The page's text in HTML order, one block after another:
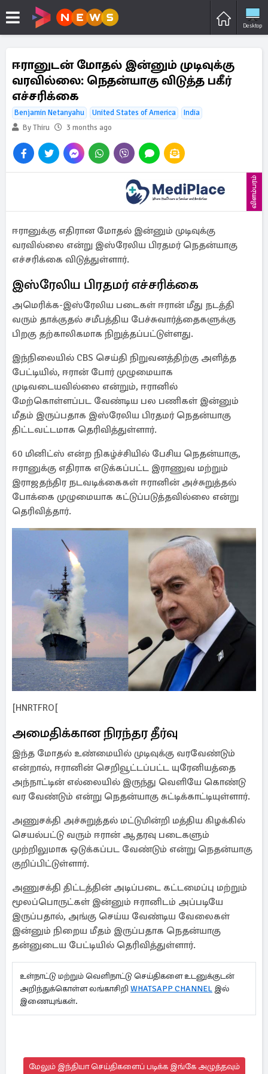
Desktop
ஈரானுடன் மோதல் இன்னும் முடிவுக்கு
வரவில்லை: நெதன்யாகு விடுத்த பகீர்
எச்சரிக்கை
Benjamin Netanyahu United States of America
India
By Thiru
3 months ago
விளம்பரம்
ஈரானுக்கு எதிரான மோதல் இன்னும் முடிவுக்கு
வரவில்லை என்று இஸ்ரேலிய பிரதமர் நெதன்யாகு
எச்சரிக்கை விடுத்துள்ளார்.
இஸ்ரேலிய பிரதமர் எச்சரிக்கை
அமெரிக்க-இஸ்ரேலிய படைகள் ஈரான் மீது நடத்தி
வரும் தாக்குதல் சமீபத்திய பேச்சுவார்த்தைகளுக்கு
பிறகு தற்காலிகமாக நிறுத்தப்பட்டுள்ளது.
இந்நிலையில் CBS செய்தி நிறுவனத்திற்கு அளித்த
பேட்டியில், ஈரான் போர் முழுமையாக
முடிவடையவில்லை என்றும், ஈரானில்
மேற்கொள்ளப்பட வேண்டிய பல பணிகள் இன்னும்
மீதம் இருப்பதாக இஸ்ரேலிய பிரதமர் நெதன்யாகு
திட்டவட்டமாக தெரிவித்துள்ளார்.
60 மினிட்ஸ் என்ற நிகழ்ச்சியில் பேசிய நெதன்யாகு,
ஈரானுக்கு எதிராக எடுக்கப்பட்ட இராணுவ மற்றும்
இராஜதந்திர நடவடிக்கைகள் ஈரானின் அச்சுறுத்தல்
போக்கை முழுமையாக கட்டுப்படுத்தவில்லை என்று
தெரிவித்தார்.
[HNRTFRO[
அமைதிக்கான நிரந்தர தீர்வு
இந்த மோதல் உண்மையில் முடிவுக்கு வரவேண்டும்
என்றால், ஈரானின் செறிவூட்டப்பட்ட யுரேனியத்தை
அந்நாட்டின் எல்லையில் இருந்து வெளியே கொண்டு
வர வேண்டும் என்று நெதன்யாகு சுட்டிக்காட்டியுள்ளார்.
அணுசக்தி அச்சுறுத்தல் மட்டுமின்றி மத்திய கிழக்கில்
செயல்பட்டு வரும் ஈரான் ஆதரவு படைகளும்
முற்றிலுமாக ஒடுக்கப்பட வேண்டும் என்று நெதன்யாகு
குறிப்பிட்டுள்ளார்.
அணுசக்தி திட்டத்தின் அடிப்படை கட்டமைப்பு மற்றும்
மூலப்பொருட்கள் இன்னும் ஈரானிடம் அப்படியே
இருப்பதால், அங்கு செய்ய வேண்டிய வேலைகள்
இன்னும் நிறைய மீதம் இருப்பதாக நெதன்யாகு
தன்னுடைய பேட்டியில் தெரிவித்துள்ளார்.
உள்நாட்டு மற்றும் வெளிநாட்டு செய்திகளை உடனுக்குடன்
அறிந்துக்கொள்ள லங்காசிறி WHATSAPP CHANNEL இல்
இணையுங்கள்.
மேலும் இந்தியா செய்திகளைப் படிக்க இங்கே அழுத்தவும்